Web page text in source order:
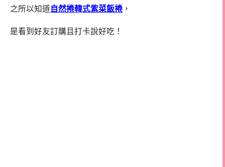
之所以知道自然捲韓式紫菜飯捲 ，
是看到好友訂購且打卡說好吃！